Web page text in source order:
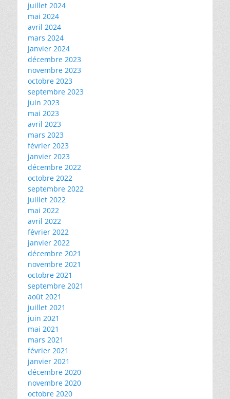
juillet 2024
mai 2024
avril 2024
mars 2024
janvier 2024
décembre 2023
novembre 2023
octobre 2023
septembre 2023
juin 2023
mai 2023
avril 2023
mars 2023
février 2023
janvier 2023
décembre 2022
octobre 2022
septembre 2022
juillet 2022
mai 2022
avril 2022
février 2022
janvier 2022
décembre 2021
novembre 2021
octobre 2021
septembre 2021
août 2021
juillet 2021
juin 2021
mai 2021
mars 2021
février 2021
janvier 2021
décembre 2020
novembre 2020
octobre 2020